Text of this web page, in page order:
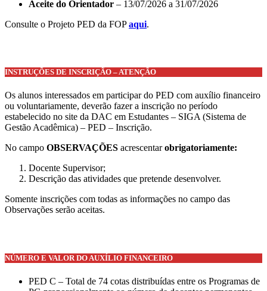
Aceite do Orientador – 13/07/2026 a 31/07/2026
Consulte o Projeto PED da FOPaqui.
INSTRUÇÕES DE INSCRIÇÃO – ATENÇÃO
Os alunos interessados em participar do PED com auxílio financeiro
ou voluntariamente, deverão fazer a inscrição no período
estabelecido no site da DAC em Estudantes – SIGA (Sistema de
Gestão Acadêmica) – PED – Inscrição.
No campo OBSERVAÇÕES acrescentarobrigatoriamente:
Docente Supervisor;
Descrição das atividades que pretende desenvolver.
Somente inscrições com todas as informações no campo das
Observações serão aceitas.
NÚMERO E VALOR DO AUXÍLIO FINANCEIRO
PED C – Total de 74 cotas distribuídas entre os Programas de